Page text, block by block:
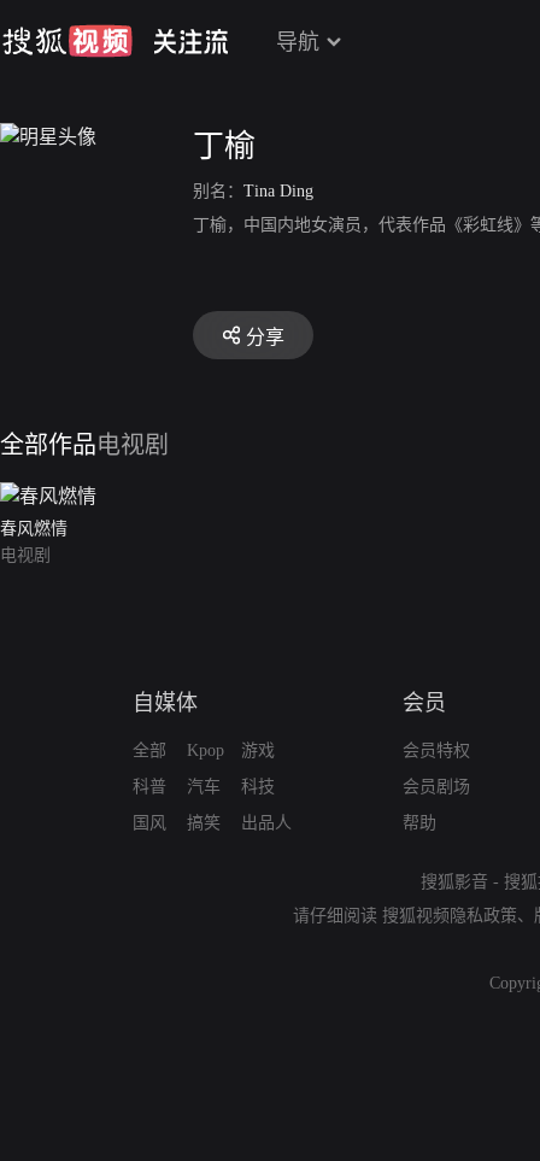
导航
丁榆
别名： Tina Ding
丁榆，中国内地女演员，代表作品《彩虹线》
分享
全部作品电视剧
春风燃情
电视剧
自媒体
全部
科普
国风
Kpop
汽车
搞笑
游戏
科技
出品人
会员
会员特权
会员剧场
帮助
搜狐影音 - 搜
请仔细阅读 搜狐视频隐私政策、